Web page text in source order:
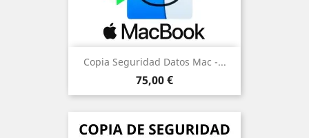
Copia Seguridad Datos Mac -...
Precio
75,00 €